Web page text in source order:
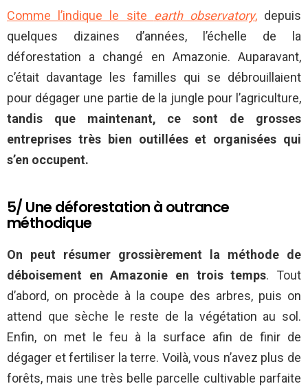
Comme l’indique le site earth observatory,depuis
quelques dizaines d’années, l’échelle de la
déforestation a changé en Amazonie. Auparavant,
c’était davantage les familles qui se débrouillaient
pour dégager une partie de la jungle pour l’agriculture,
tandis que maintenant, ce sont de grosses
entreprises très bien outillées et organisées qui
s’en occupent.
5/ Une déforestation à outrance
méthodique
On peut résumer grossièrement la méthode de
déboisement en Amazonie en trois temps. Tout
d’abord, on procède à la coupe des arbres, puis on
attend que sèche le reste de la végétation au sol.
Enfin, on met le feu à la surface afin de finir de
dégager et fertiliser la terre. Voilà, vous n’avez plus de
forêts, mais une très belle parcelle cultivable parfaite